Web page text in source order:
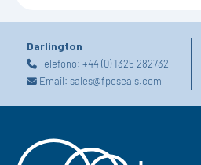
Darlington
Telefono: +44 (0) 1325 282732
Email: sales@fpeseals.com